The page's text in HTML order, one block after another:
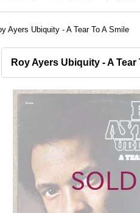
Ayers Ubiquity - A Tear To A Smile
Roy Ayers Ubiquity - A Tear